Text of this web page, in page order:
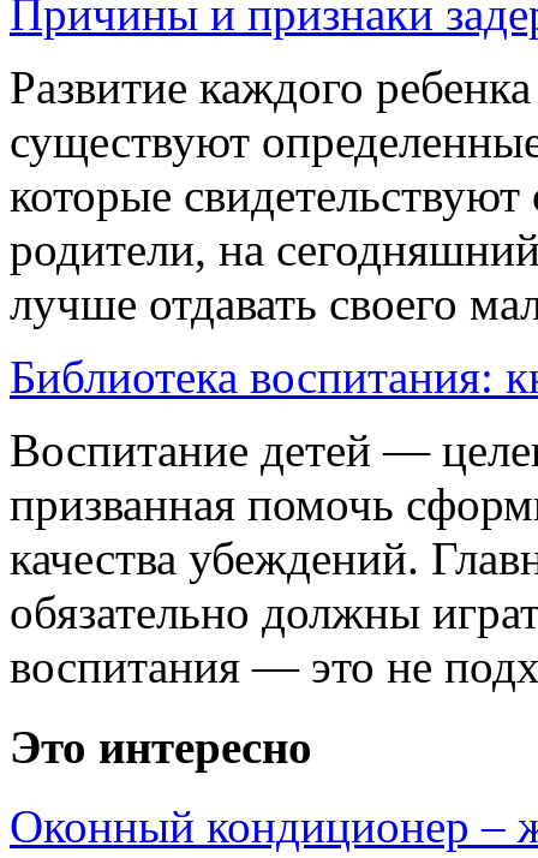
Причины и признаки
Развитие каждого
существуют
которые
родители, на
лучше отдавать своего
Библиотека воспитания:
Воспитание детей —
призванная помочь
качества убеждений.
обязательно должны
воспитания — это не
Это интересно
Оконный кондиционер –